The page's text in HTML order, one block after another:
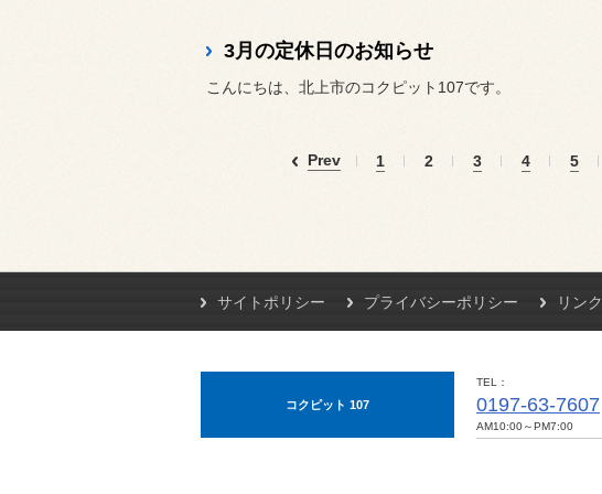
3月の定休日のお知らせ
こんにちは、北上市のコクピット107です。
Prev 1 2 3 4 5
サイトポリシー プライバシーポリシー リンク
コクピット 107
TEL
0197-63-7607
AM10:00～PM7:00